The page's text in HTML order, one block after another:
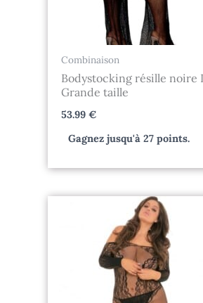
Combinaison
Bodystocking résille noire
Grande taille
53.99€
Gagnez jusqu'à 27 points.
initial
était :
39.99 €.
Le
prix
actuel
est :
29.99 €.